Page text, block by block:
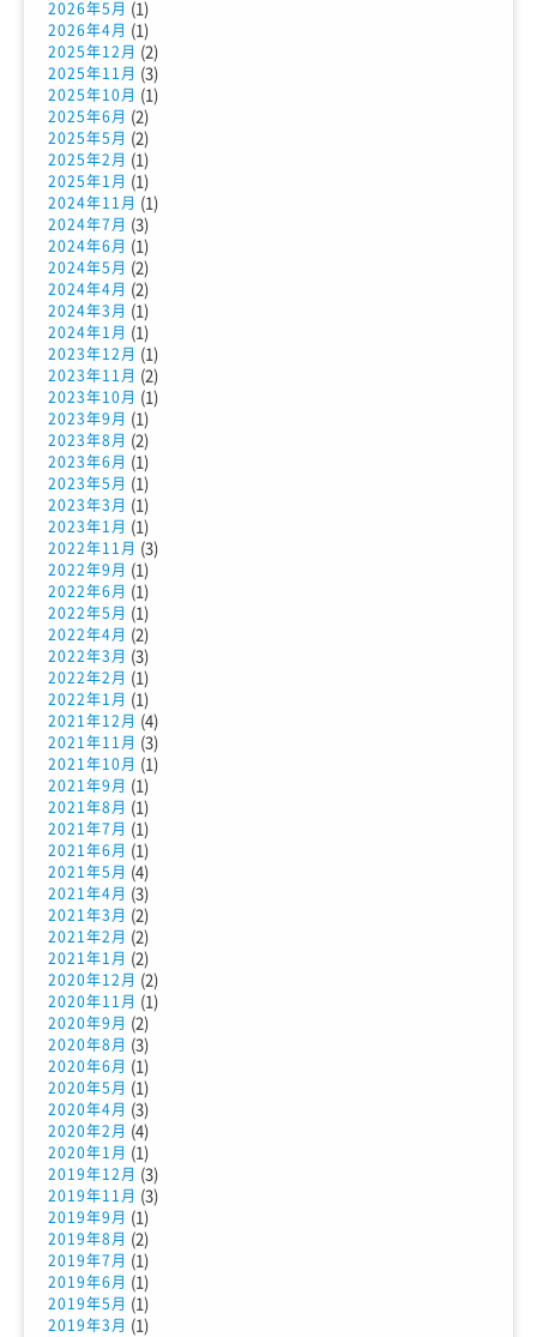
2026年5月 (1)
2026年4月 (1)
2025年12月 (2)
2025年11月 (3)
2025年10月 (1)
2025年6月 (2)
2025年5月 (2)
2025年2月 (1)
2025年1月 (1)
2024年11月 (1)
2024年7月 (3)
2024年6月 (1)
2024年5月 (2)
2024年4月 (2)
2024年3月 (1)
2024年1月 (1)
2023年12月 (1)
2023年11月 (2)
2023年10月 (1)
2023年9月 (1)
2023年8月 (2)
2023年6月 (1)
2023年5月 (1)
2023年3月 (1)
2023年1月 (1)
2022年11月 (3)
2022年9月 (1)
2022年6月 (1)
2022年5月 (1)
2022年4月 (2)
2022年3月 (3)
2022年2月 (1)
2022年1月 (1)
2021年12月 (4)
2021年11月 (3)
2021年10月 (1)
2021年9月 (1)
2021年8月 (1)
2021年7月 (1)
2021年6月 (1)
2021年5月 (4)
2021年4月 (3)
2021年3月 (2)
2021年2月 (2)
2021年1月 (2)
2020年12月 (2)
2020年11月 (1)
2020年9月 (2)
2020年8月 (3)
2020年6月 (1)
2020年5月 (1)
2020年4月 (3)
2020年2月 (4)
2020年1月 (1)
2019年12月 (3)
2019年11月 (3)
2019年9月 (1)
2019年8月 (2)
2019年7月 (1)
2019年6月 (1)
2019年5月 (1)
2019年3月 (1)